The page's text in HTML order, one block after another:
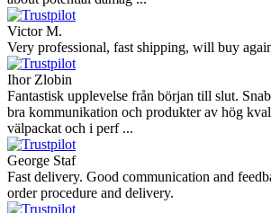
Victor M.
Very professional, fast shipping, will buy
Ihor Zlobin
Fantastisk upplevelse från början till slut.
bra kommunikation och produkter av hög
välpackat och i perf ...
George Staf
Fast delivery. Good communication and
order procedure and delivery.